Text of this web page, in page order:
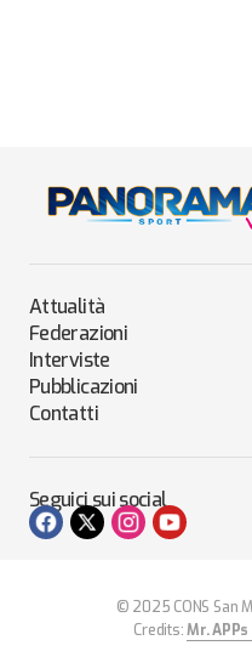
Attualità
Federazioni
Interviste
Pubblicazioni
Contatti
Seguici sui social
© 2025 CONS San
Credits:Mr.